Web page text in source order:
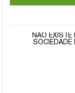
NÃO EXISTE
SOCIEDADE